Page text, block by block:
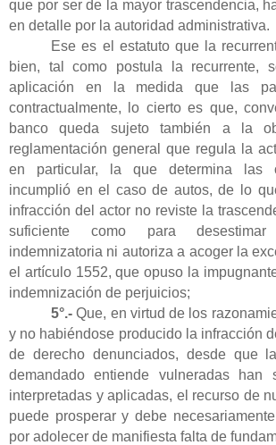
que por ser de la mayor trascendencia,
en detalle por la autoridad administrativa.
Ese es el estatuto que la
bien, tal como postula la recurrente,
aplicación en la medida que las
contractualmente, lo cierto es que,
banco queda sujeto también a la
reglamentación general que regula la
en particular, la que determina las
incumplió en el caso de autos, de lo
infracción del actor no reviste la
suficiente como para
indemnizatoria ni autoriza a acoger la
el artículo 1552, que opuso la
indemnización de perjuicios;
5°.- Que, en virtud de los
y no habiéndose producido la infracción
de derecho denunciados, desde que
demandado entiende vulneradas han
interpretadas y aplicadas, el recurso de
puede prosperar y debe
por adolecer de manifiesta falta de